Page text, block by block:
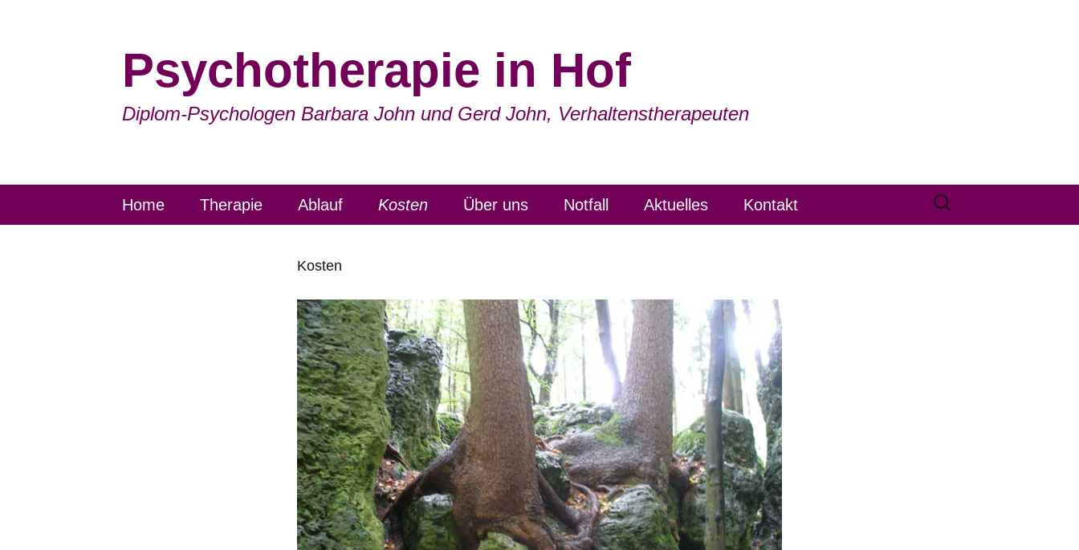
Psychotherapie in Hof
Diplom-Psychologen Barbara John und Gerd John, Verhaltenstherapeuten
Home Therapie Ablauf Kosten Über uns Notfall Aktuelles Kontakt
Suchen
nach:
Kosten